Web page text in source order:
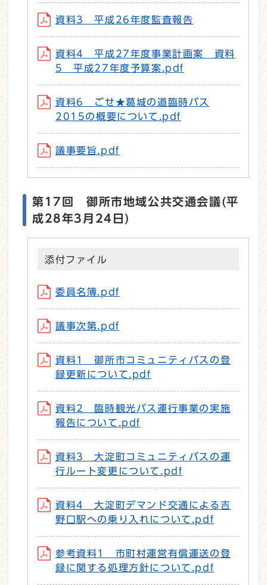
資料3 平成26年度監査報告
資料4 平成27年度事業計画案 資料
5 平成27年度予算案.pdf
資料6 ごせ★葛城の道臨時バス
2015の概要について.pdf
議事要旨.pdf
第17回 御所市地域公共交通会議(平
成28年3月24日)
添付ファイル
委員名簿.pdf
議事次第.pdf
資料1 御所市コミュニティバスの登
録更新について.pdf
資料2 臨時観光バス運行事業の実施
報告について.pdf
資料3 大淀町コミュニティバスの運
行ルート変更について.pdf
資料4 大淀町デマンド交通による吉
野口駅への乗り入れについて.pdf
参考資料1 市町村運営有償運送の登
録に関する処理方針について.pdf